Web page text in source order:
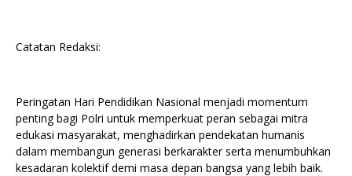
Catatan Redaksi:
Peringatan Hari Pendidikan Nasional menjadi momentum
penting bagi Polri untuk memperkuat peran sebagai mitra
edukasi masyarakat, menghadirkan pendekatan humanis
dalam membangun generasi berkarakter serta menumbuhkan
kesadaran kolektif demi masa depan bangsa yang lebih baik.